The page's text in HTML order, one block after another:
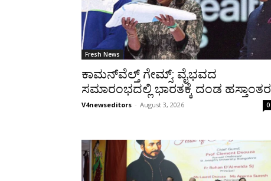
Fresh News
ಕಾಮನ್‌ವೆಲ್ತ್ ಗೇಮ್ಸ್‌: ವೈಭವದ
ಸಮಾರಂಭದಲ್ಲಿ ಭಾರತಕ್ಕೆ ದಂಡ ಹಸ್ತಾಂತರ
V4newseditors - August 3, 2026 0